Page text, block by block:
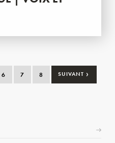
6 7 8 SUIVANT ›